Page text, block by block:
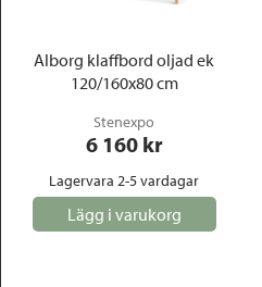
Alborg klaffbord oljad ek
120/160x80 cm
Stenexpo
6 160 kr
Lagervara 2-5 vardagar
Lägg i varukorg